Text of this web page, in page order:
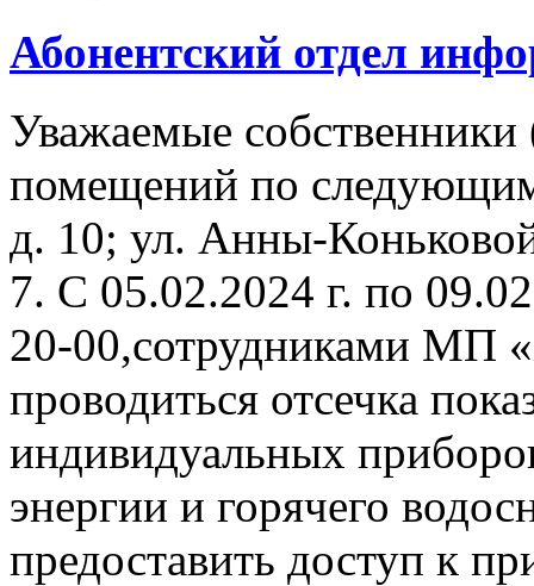
Абонентский отдел
Уважаемые
помещений по
д. 10; ул. Анны-
7. C 05.02.2024 г. по
20-00,сотрудниками МП
проводиться отсечка
индивидуальных
энергии и горячего
предоставить доступ к